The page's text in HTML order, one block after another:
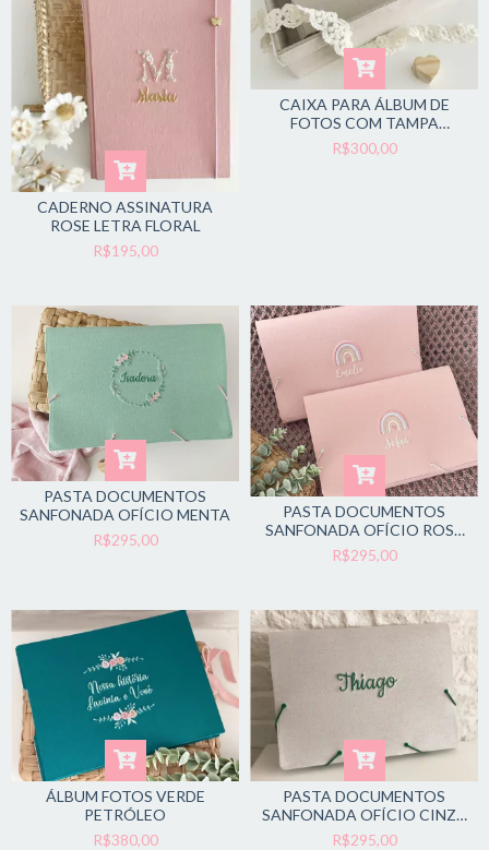
CADERNO ASSINATURA
ROSE LETRA FLORAL
R$195,00
CAIXA PARA ÁLBUM DE
FOTOS COM TAMPA
ACRÍLICO
R$300,00
PASTA DOCUMENTOS
SANFONADA OFÍCIO MENTA
R$295,00
PASTA DOCUMENTOS
SANFONADA OFÍCIO ROSE
RAINBOW
R$295,00
ÁLBUM FOTOS VERDE
PETRÓLEO
R$380,00
PASTA DOCUMENTOS
SANFONADA OFÍCIO CINZA
CLARO
R$295,00